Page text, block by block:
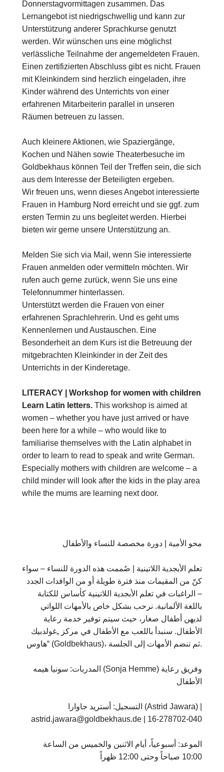
Donnerstagvormittagen zusammen. Das
Lernangebot ist niedrigschwellig und kann zur
Unterstützung anderer Sprachkurse genutzt
werden. Wir wünschen uns eine möglichst
verlässliche Teilnahme der angemeldeten Frauen.
Einen zertifizierten Abschluss gibt es nicht. Frauen
mit Kleinkindern sind herzlich eingeladen, ihre
Kinder während des Unterrichts von einer
erfahrenen Mitarbeiterin parallel in unseren
Räumen betreuen zu lassen.
Auch kleinere Aktionen, wie Spaziergänge,
Kochen und Nähen sowie Theaterbesuche im
Goldbekhaus können Teil der Treffen sein, die sich
aus dem Interesse der Beteiligten ergeben.
Wir freuen uns, wenn dieses Angebot interessierte
Frauen in Hamburg Nord erreicht und sie ggf. zum
ersten Termin zu uns begleitet werden. Hierbei
bieten wir gerne unsere Unterstützung an.
Melden Sie sich via Mail, wenn Sie interessierte
Frauen anmelden oder vermitteln möchten. Wir
rufen auch gerne zurück, wenn Sie uns eine
Telefonnummer hinterlassen.
Unterstützt werden die Frauen von einer
erfahrenen Sprachlehrerin. Und es geht ums
Kennenlernen und Austauschen. Eine
Besonderheit an dem Kurs ist die Betreuung der
mitgebrachten Kleinkinder in der Zeit des
Unterrichts in der Kinderetage.
LITERACY | Workshop for women with children
Learn Latin letters.This workshop is aimed at
women – whether you have just arrived or have
been here for a while – who would like to
familiarise themselves with the Latin alphabet in
order to learn to read to speak and write German.
Especially mothers with children are welcome – a
child minder will look after the kids in the play area
while the mums are learning next door.
محو الأمية | دورة مخصصة للنساء والأطفال
تعلم الأبجدية اللاتينية | صُممت هذه الدورة للنساء – سواء
كنّ من المقيمات منذ فترة طويلة أو من الوافدات الجدد
– الراغبات في تعلم الأبجدية اللاتينية كأساس للكتابة
باللغة الألمانية. نرحب بشكل خاص بالأمهات اللواتي
لديهن أطفال صغار، حيث سيتم توفير خدمة رعاية
الأطفال. سنبدأ باللعب مع الأطفال في مركز „غولدبيك
هاوس“ (Goldbekhaus)، ثم تنضم الأمهات إلى الجلسة.
المدربات: سونيا هيمه (Sonja Hemme) وفريق رعاية
الأطفال
التسجيل: أستريد جاوارا (Astrid Jawara) |
astrid.jawara@goldbekhaus.de | 16-278702-040
الموعد: أسبوعياً، أيام الاثنين والخميس من الساعة
10:00 صباحاً وحتى 12:00 ظهراً